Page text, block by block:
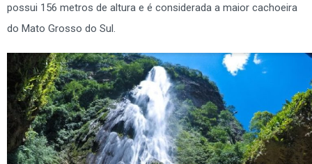
possui 156 metros de altura e é considerada a maior cachoeira
do Mato Grosso do Sul.